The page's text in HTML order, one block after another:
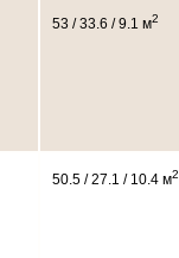
53 / 33.6 / 9.1 м2
50.5 / 27.1 / 10.4 м2